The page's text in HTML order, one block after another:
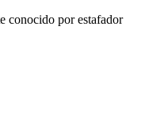
conocido por estafador